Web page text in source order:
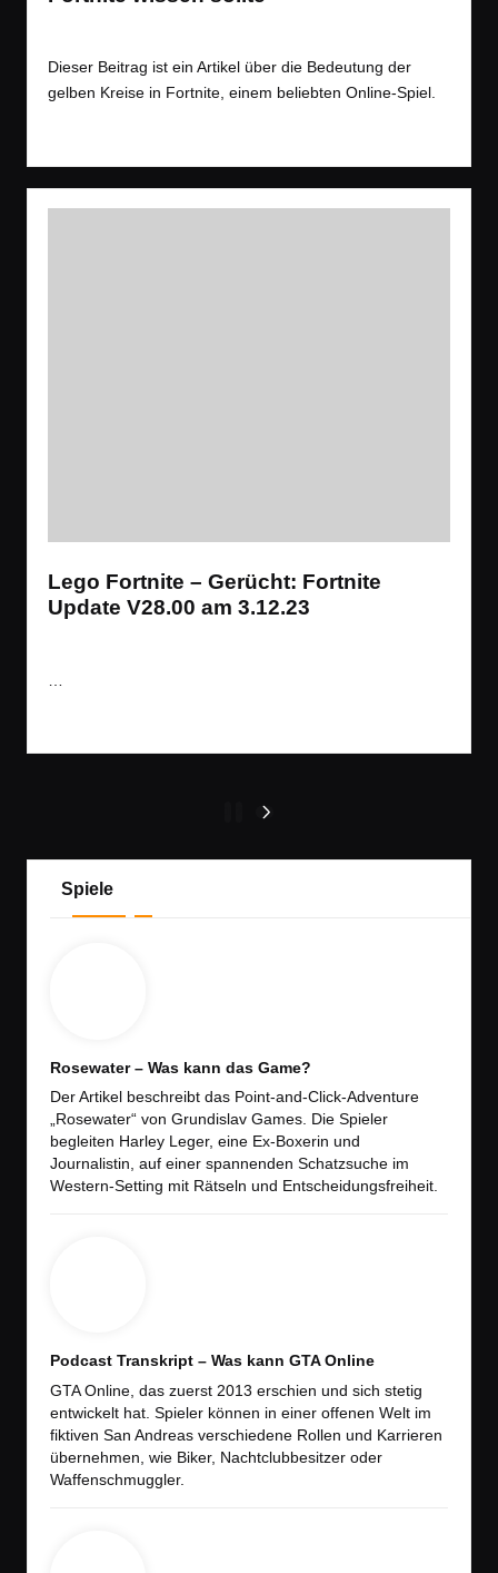
inDieser Beitrag ist ein Artikel über die Bedeutung der
gelben Kreise in Fortnite, einem beliebten Online-Spiel.
Lego Fortnite – Gerücht: Fortnite
Update V28.00 am 3.12.23
Seitennummerierung
der
Beiträge
Spiele
Rosewater – Was kann das Game?
Der Artikel beschreibt das Point-and-Click-Adventure
„Rosewater“ von Grundislav Games. Die Spieler
begleiten Harley Leger, eine Ex-Boxerin und
Journalistin, auf einer spannenden Schatzsuche im
Western-Setting mit Rätseln und Entscheidungsfreiheit.
Podcast Transkript – Was kann GTA Online
GTA Online, das zuerst 2013 erschien und sich stetig
entwickelt hat. Spieler können in einer offenen Welt im
fiktiven San Andreas verschiedene Rollen und Karrieren
übernehmen, wie Biker, Nachtclubbesitzer oder
Waffenschmuggler.